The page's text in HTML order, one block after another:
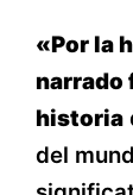
«Por la
narrado
historia
del